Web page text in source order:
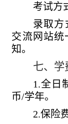
考试方
录取方
交流网站统
知。
七、学
1.全日
币/学年。
2.保险